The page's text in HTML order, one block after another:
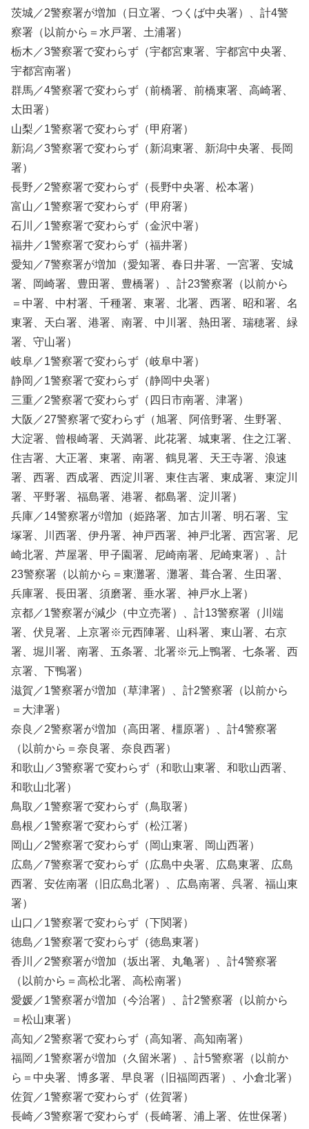
茨城／2警察署が増加（日立署、つくば中央署）、計4警
察署（以前から＝水戸署、土浦署）
栃木／3警察署で変わらず（宇都宮東署、宇都宮中央署、
宇都宮南署）
群馬／4警察署で変わらず（前橋署、前橋東署、高崎署、
太田署）
山梨／1警察署で変わらず（甲府署）
新潟／3警察署で変わらず（新潟東署、新潟中央署、長岡
署）
長野／2警察署で変わらず（長野中央署、松本署）
富山／1警察署で変わらず（甲府署）
石川／1警察署で変わらず（金沢中署）
福井／1警察署で変わらず（福井署）
愛知／7警察署が増加（愛知署、春日井署、一宮署、安城
署、岡崎署、豊田署、豊橋署）、計23警察署（以前から
＝中署、中村署、千種署、東署、北署、西署、昭和署、名
東署、天白署、港署、南署、中川署、熱田署、瑞穂署、緑
署、守山署）
岐阜／1警察署で変わらず（岐阜中署）
静岡／1警察署で変わらず（静岡中央署）
三重／2警察署で変わらず（四日市南署、津署）
大阪／27警察署で変わらず（旭署、阿倍野署、生野署、
大淀署、曾根崎署、天満署、此花署、城東署、住之江署、
住吉署、大正署、東署、南署、鶴見署、天王寺署、浪速
署、西署、西成署、西淀川署、東住吉署、東成署、東淀川
署、平野署、福島署、港署、都島署、淀川署）
兵庫／14警察署が増加（姫路署、加古川署、明石署、宝
塚署、川西署、伊丹署、神戸西署、神戸北署、西宮署、尼
崎北署、芦屋署、甲子園署、尼崎南署、尼崎東署）、計
23警察署（以前から＝東灘署、灘署、葺合署、生田署、
兵庫署、長田署、須磨署、垂水署、神戸水上署）
京都／1警察署が減少（中立売署）、計13警察署（川端
署、伏見署、上京署※元西陣署、山科署、東山署、右京
署、堀川署、南署、五条署、北署※元上鴨署、七条署、西
京署、下鴨署）
滋賀／1警察署が増加（草津署）、計2警察署（以前から
＝大津署）
奈良／2警察署が増加（高田署、橿原署）、計4警察署
（以前から＝奈良署、奈良西署）
和歌山／3警察署で変わらず（和歌山東署、和歌山西署、
和歌山北署）
鳥取／1警察署で変わらず（鳥取署）
島根／1警察署で変わらず（松江署）
岡山／2警察署で変わらず（岡山東署、岡山西署）
広島／7警察署で変わらず（広島中央署、広島東署、広島
西署、安佐南署（旧広島北署）、広島南署、呉署、福山東
署）
山口／1警察署で変わらず（下関署）
徳島／1警察署で変わらず（徳島東署）
香川／2警察署が増加（坂出署、丸亀署）、計4警察署
（以前から＝高松北署、高松南署）
愛媛／1警察署が増加（今治署）、計2警察署（以前から
＝松山東署）
高知／2警察署で変わらず（高知署、高知南署）
福岡／1警察署が増加（久留米署）、計5警察署（以前か
ら＝中央署、博多署、早良署（旧福岡西署）、小倉北署）
佐賀／1警察署で変わらず（佐賀署）
長崎／3警察署で変わらず（長崎署、浦上署、佐世保署）